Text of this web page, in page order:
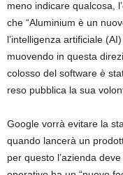
meno indicare qualcosa,
che “Aluminium è un
l’intelligenza artificiale
muovendo in questa
colosso del software è
reso pubblica la sua
Google vorrà evitare la
quando lancerà un
per questo l’azienda